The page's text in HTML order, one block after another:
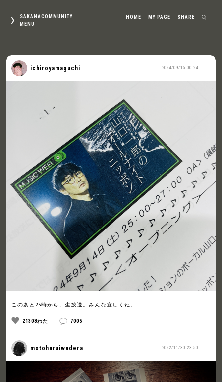
SAKANACOMMUNITY
MENU
HOME MY PAGE SHARE
2024/09/15 00:24
ichiroyamaguchi
このあと25時から、生放送。みんな宜しくね。
21308わた 7005
2022/11/30 23:50
motoharuiwadera